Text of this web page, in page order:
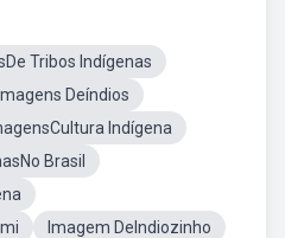
Tribos Indígenas
Imagens Deíndios
Indígena
Brasil
Imagem DeIndiozinho